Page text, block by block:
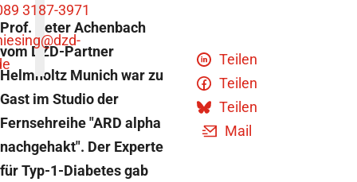
Prof. Peter Achenbach
vom DZD-Partner
Helmholtz Munich war zu
Gast im Studio der
Fernsehreihe "ARD alpha
nachgehakt". Der Experte
für Typ-1-Diabetes gab
Teilen
Teilen
Teilen
Mail
3187-3971
@dzd-